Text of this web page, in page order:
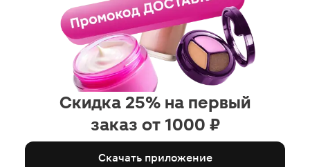
Скидка 25% на первый
заказ от 1000 ₽
Скачать приложение